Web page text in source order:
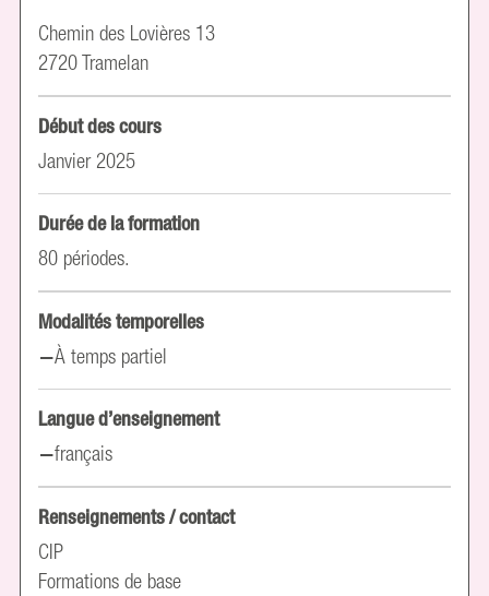
Chemin des Lovières 13
2720 Tramelan
Début des cours
Janvier 2025
Durée de la formation
80 périodes.
Modalités temporelles
À temps partiel
Langue d’enseignement
français
Renseignements / contact
CIP
Formations de base